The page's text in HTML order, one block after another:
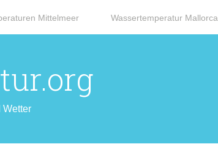
Mittelmeer Wassertemperatur Mallorca
Wetter